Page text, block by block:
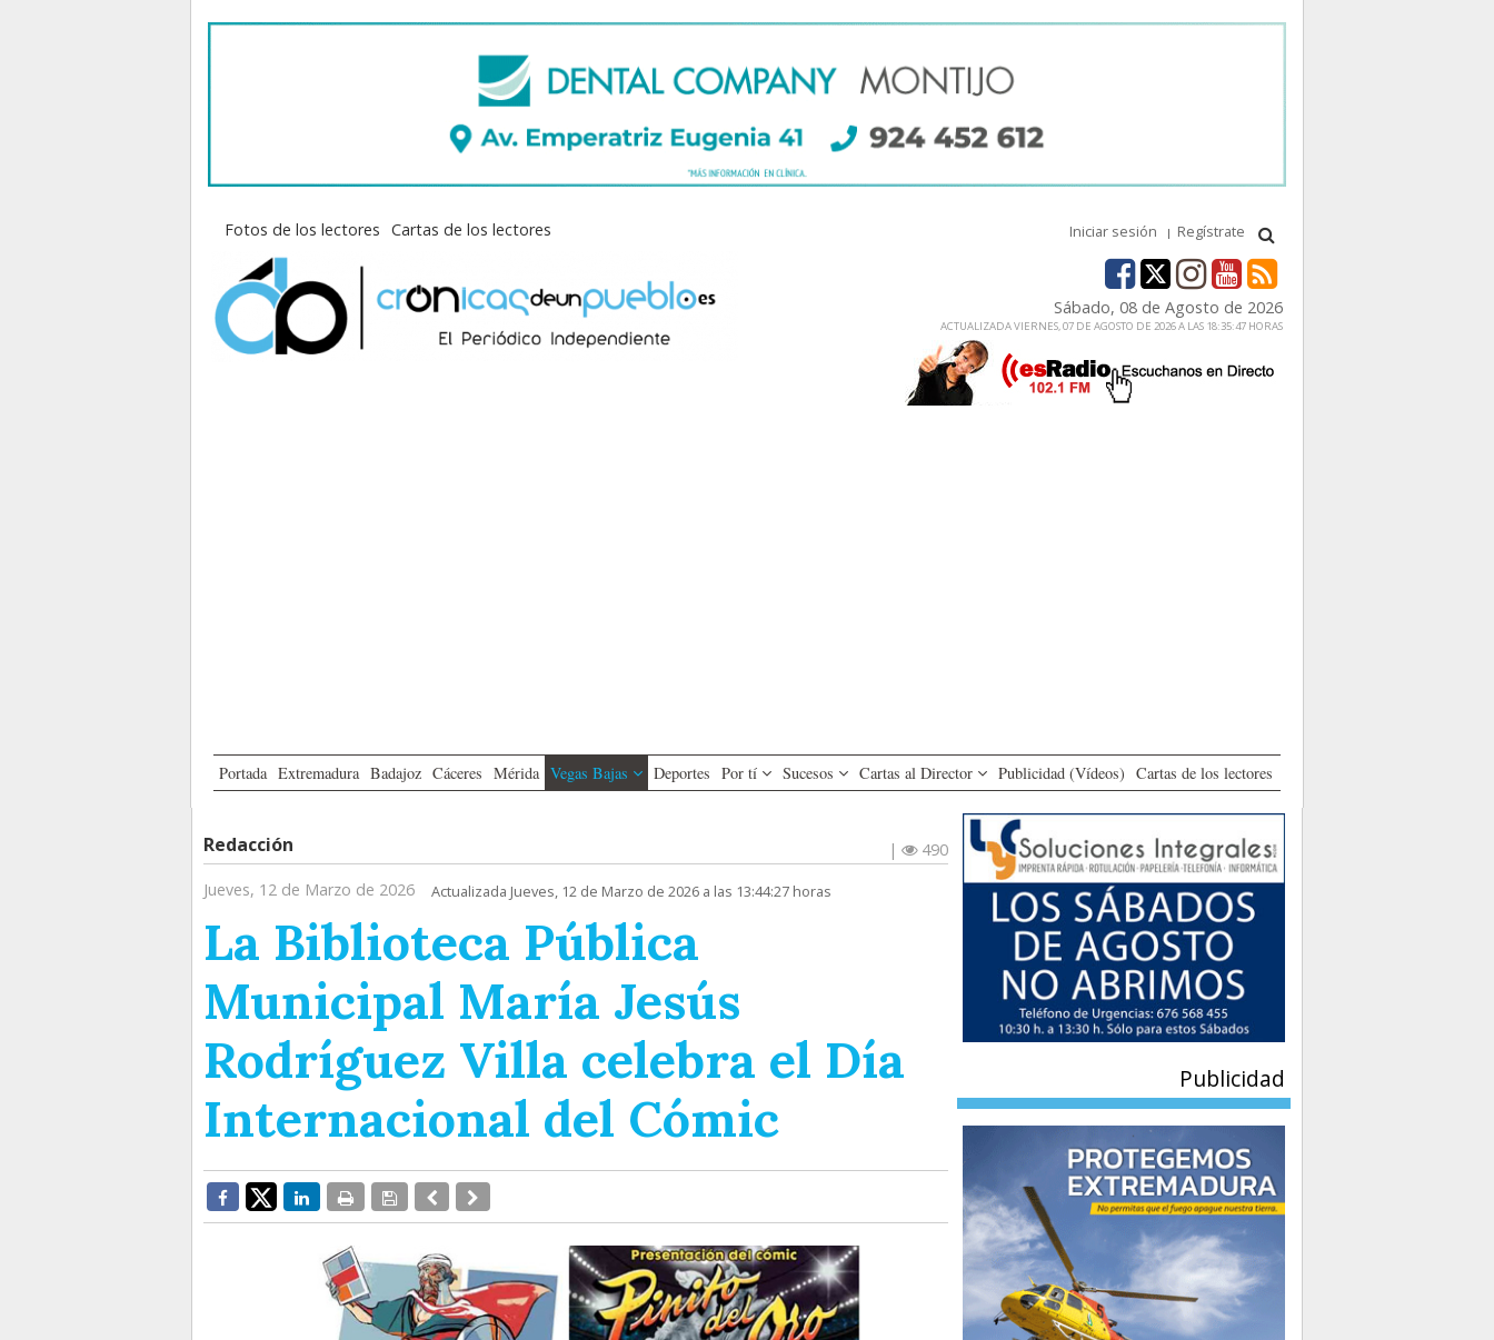
Fotos de los lectores Cartas de los lectores Iniciar sesión Regístrate
Sábado, 08 de Agosto de 2026
ACTUALIZADA VIERNES, 07 DE AGOSTO DE 2026 A LAS 18:35:47 HORAS
Portada Extremadura Badajoz Cáceres Mérida Vegas Bajas Deportes Por tí Sucesos Cartas al Director Publicidad (Vídeos) Cartas de los lectores
Redacción |
490
Jueves, 12 de Marzo de 2026
Actualizada Jueves, 12 de Marzo de 2026 a las 13:44:27 horas
La Biblioteca Pública
Municipal María Jesús
Rodríguez Villa celebra el Día
Internacional del Cómic
Publicidad